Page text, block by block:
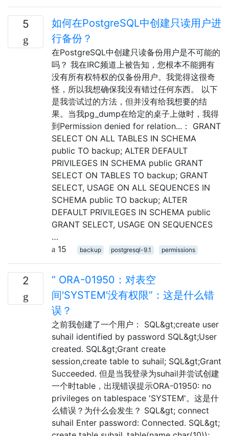
5
如何在PostgreSQL中创建只读用户进
行备份？
在PostgreSQL中创建只读备份用户是不可能的
吗？ 我在IRC频道上被告知，您根本不能拥有
没有所有权特权的仅备份用户。我觉得这很奇
怪，所以我想确保我没有错过任何东西。 以下
是我尝试过的方法，但并没有给我想要的结
果。当我pg_dump在给定的桌子上做时，我得
到Permission denied for relation...： GRANT
SELECT ON ALL TABLES IN SCHEMA
public TO backup; ALTER DEFAULT
PRIVILEGES IN SCHEMA public GRANT
SELECT ON TABLES TO backup; GRANT
SELECT, USAGE ON ALL SEQUENCES IN
SCHEMA public TO backup; ALTER
DEFAULT PRIVILEGES IN SCHEMA public
GRANT SELECT, USAGE ON SEQUENCES
…
15
backup postgresql-9.1 permissions
2
“ ORA-01950：对表空
间'SYSTEM'没有权限”：这是什么错
误？
之前我创建了一个用户： SQL&gt;create user
suhail identified by password SQL&gt;User
created. SQL&gt;Grant create
session,create table to suhail; SQL&gt;Grant
Succeeded. 但是当我登录为suhail并尝试创建
一个时table，出现错误提示ORA-01950: no
privileges on tablespace 'SYSTEM'。这是什
么错误？为什么会发生？ SQL&gt; connect
suhail Enter password: Connected. SQL&gt;